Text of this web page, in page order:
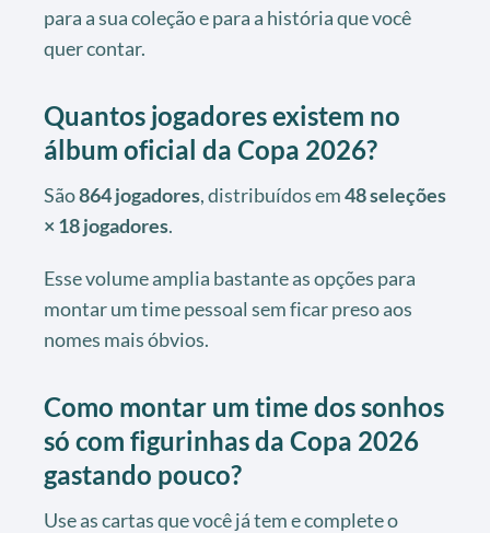
para a sua coleção e para a história que você
quer contar.
Quantos jogadores existem no
álbum oficial da Copa 2026?
São864 jogadores, distribuídos em48 seleções
× 18 jogadores.
Esse volume amplia bastante as opções para
montar um time pessoal sem ficar preso aos
nomes mais óbvios.
Como montar um time dos sonhos
só com figurinhas da Copa 2026
gastando pouco?
Use as cartas que você já tem e complete o